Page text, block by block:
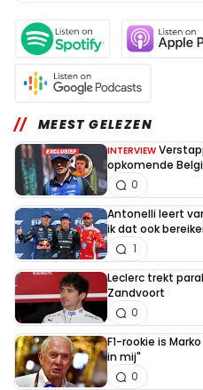
MEEST GELEZEN
INTERVIEW
opkomende
0
Antonelli leert
ik dat ook
1
Leclerc trekt
Zandvoort
0
F1-rookie is
in mij"
0